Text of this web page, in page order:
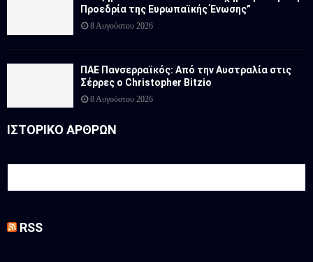
Προεδρία της Ευρωπαϊκής Ένωσης”
8 Αυγούστου 2026
ΠΑΕ Πανσερραϊκός: Από την Αυστραλία στις
Σέρρες ο Christopher Bitzio
8 Αυγούστου 2026
ΙΣΤΟΡΙΚΟ ΑΡΘΡΩΝ
RSS